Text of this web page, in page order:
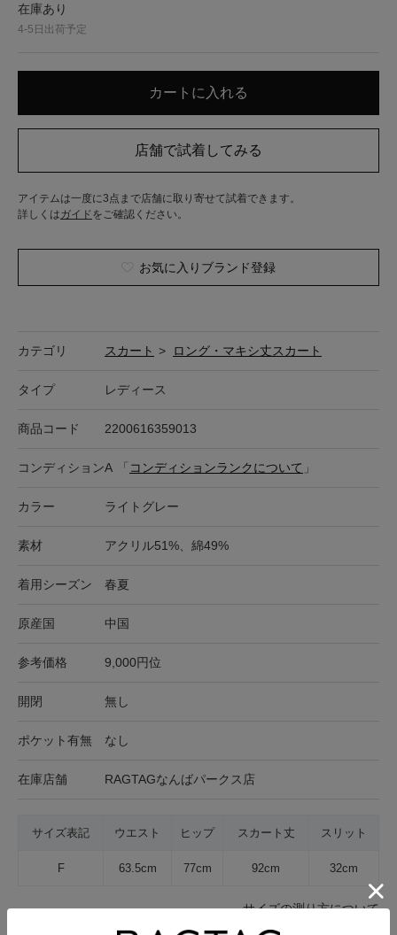
在庫あり
4-5日出荷予定
アイテムは一度に3点まで店舗に取り寄せて試着できます。
詳しくはガイド をご確認ください。
お気に入りブランド登録
カテゴリ スカート > ロング・マキシ丈スカート
タイプ レディース
商品コード 2200616359013
コンディションA 「 コンディションランクについて 」
カラー ライトグレー
素材 アクリル51%、綿49%
着用シーズン 春夏
原産国 中国
参考価格 9,000円位
開閉 無し
ポケット有無 なし
在庫店舗 RAGTAGなんばパークス店
サイズ表記 ウエスト ヒップ スカート丈 スリット
F 63.5cm 77cm 92cm 32cm
サイズの測り方について